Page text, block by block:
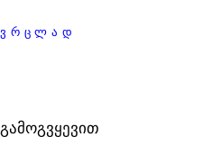
ᲕᲠᲪᲚᲐᲓ
ᲒᲐᲛᲝᲒᲕᲧᲔᲕᲘᲗ